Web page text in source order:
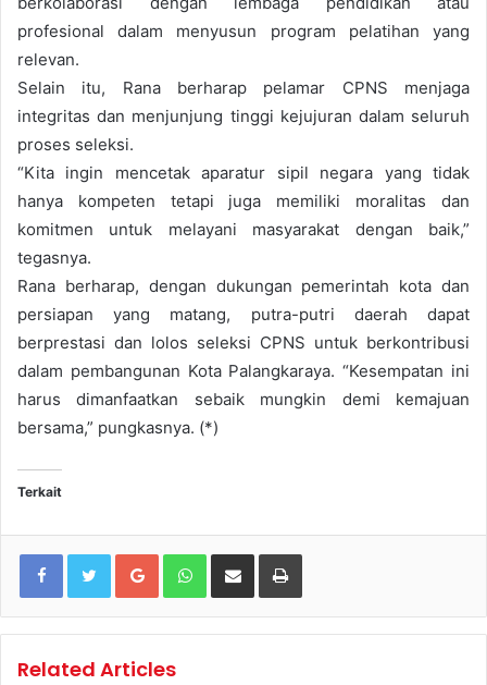
profesional dalam menyusun program pelatihan yang
relevan.
Selain itu, Rana berharap pelamar CPNS menjaga
integritas dan menjunjung tinggi kejujuran dalam seluruh
proses seleksi.
“Kita ingin mencetak aparatur sipil negara yang tidak
hanya kompeten tetapi juga memiliki moralitas dan
komitmen untuk melayani masyarakat dengan baik,”
tegasnya.
Rana berharap, dengan dukungan pemerintah kota dan
persiapan yang matang, putra-putri daerah dapat
berprestasi dan lolos seleksi CPNS untuk berkontribusi
dalam pembangunan Kota Palangkaraya. “Kesempatan ini
harus dimanfaatkan sebaik mungkin demi kemajuan
bersama,” pungkasnya. (*)
Terkait
Google+WhatsApp
Share via Email Print
Related Articles